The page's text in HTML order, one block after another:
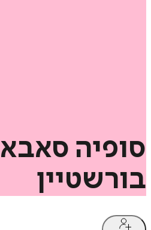
סופיה סאבא
בורשטיין